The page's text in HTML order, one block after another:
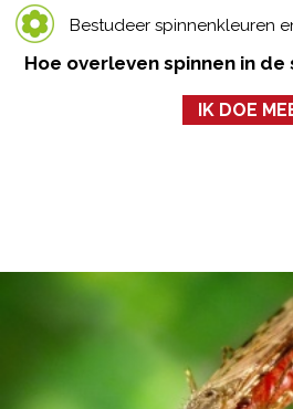
Bestudeer spinnenkleuren
Hoe overleven spinnen in de
IK DOE